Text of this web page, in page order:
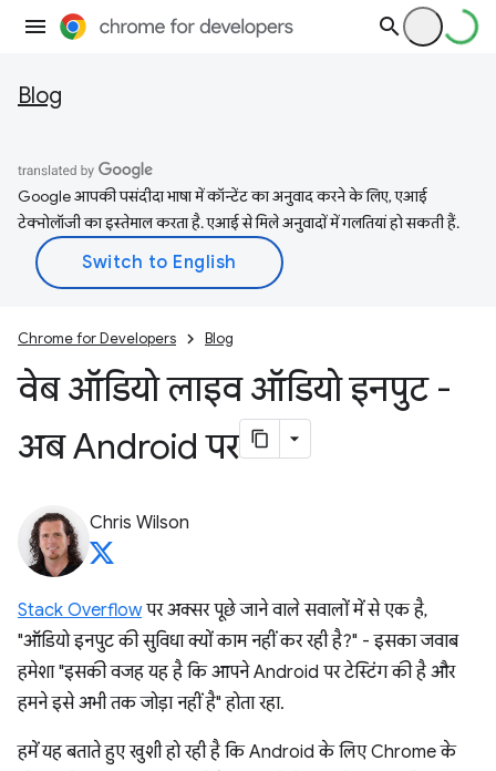
Blog
Google आपकी पसंदीदा भाषा में कॉन्टेंट का अनुवाद करने के लिए, एआई
टेक्नोलॉजी का इस्तेमाल करता है. एआई से मिले अनुवादों में गलतियां हो सकती हैं.
Chrome for Developers Blog
वेब ऑडियो लाइव ऑडियो इनपुट -
अब Android पर
Chris Wilson
Stack Overflowपर अक्सर पूछे जाने वाले सवालों में से एक है,
"ऑडियो इनपुट की सुविधा क्यों काम नहीं कर रही है?" - इसका जवाब
हमेशा "इसकी वजह यह है कि आपने Android पर टेस्टिंग की है और
हमने इसे अभी तक जोड़ा नहीं है" होता रहा.
हमें यह बताते हुए खुशी हो रही है कि Android के लिए Chrome के